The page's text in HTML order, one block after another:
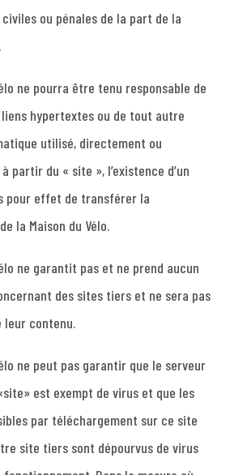
ou pénales de la part de la
ne pourra être tenu responsable de
liens hypertextes ou de tout autre
utilisé, directement ou
partir du « site », l’existence d’un
pour effet de transférer la
la Maison du Vélo.
ne garantit pas et ne prend aucun
des sites tiers et ne sera pas
leur contenu.
ne peut pas garantir que le serveur
est exempt de virus et que les
par téléchargement sur ce site
site tiers sont dépourvus de virus